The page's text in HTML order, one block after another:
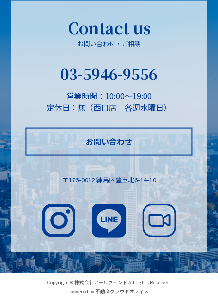
Contact us
お問い合わせ・ご相談
03-5946-9556
営業時間：10:00～19:00
定休日：無（西口店 各週水曜日）
お問い合わせ
〒176-0012 練馬区豊玉北6-14-10
Copyright © 株式会社アールウィンド All rights Reserved.
powered by 不動産クラウドオフィス